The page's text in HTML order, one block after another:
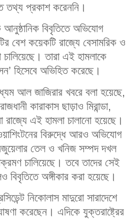
তথ্য প্রকাশ করেননি।
বিবৃতিতে অভিযোগ
বেশ কয়েকটি রাজ্যে বেসামরিক ও
চালিয়েছে। তারা এই হামলাকে
হিসেবে অভিহিত করেছে।
আল জাজিরার খবরে বলা হয়েছে,
কারাকাস ছাড়াও মিরান্ডা,
রাজ্যে এই হামলা চালানো হয়েছে।
বিরুদ্ধে আরও অভিযোগ
তেল ও খনিজ সম্পদ দখল
চালিয়েছে। তবে তাদের সেই
বিবৃতিতে অঙ্গীকার করা হয়েছে।
নিকোলাস মাদুরো সারাদেশে
করেছেন। এদিকে যুক্তরাষ্ট্রের